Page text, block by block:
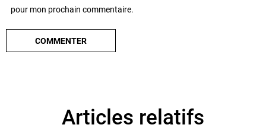
pour mon prochain commentaire.
Articles relatifs